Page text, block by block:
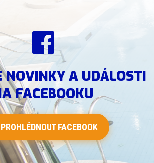
NOVINKY A UDÁLOSTI
FACEBOOKU
PROHLÉDNOUT FACEBOOK